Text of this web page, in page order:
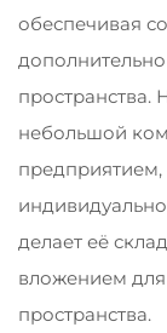
обеспечивая
пространства.
небольшой
предприятием,
делает её
вложением
пространства.